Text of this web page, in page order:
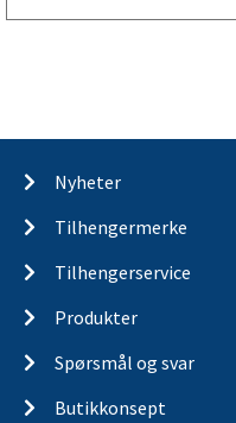
Nyheter
Tilhengermerke
Tilhengerservice
Produkter
Spørsmål og svar
Butikkonsept